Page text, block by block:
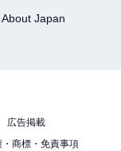
About Japan
広告掲載
・商標・免責事項